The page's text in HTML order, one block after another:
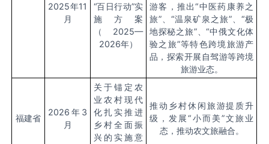
2025年11
月
“百日行动”实
施方案
（ 2025—
2026年）
游客，推出“中医药康养之
旅”、“温泉矿泉之旅”、“极
地探秘之旅”、“中俄文化体
验之旅”等特色跨境旅游产
品，探索开展自驾游等跨境
旅游业态。
福建省
2026 年 3
月
关于锚定农
业农村现代
化扎实推进
乡村全面振
兴的实施意
推动乡村休闲旅游提质升
级，发展“小而美”文旅业
态，推动农文旅融合。